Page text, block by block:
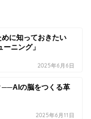
に知っておきたい
ーニング」
2025年6月6日
──AIの脳をつくる革
2025年6月11日